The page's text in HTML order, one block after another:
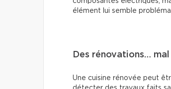
élément lui semble
Des rénovations…
Une cuisine rénovée peut